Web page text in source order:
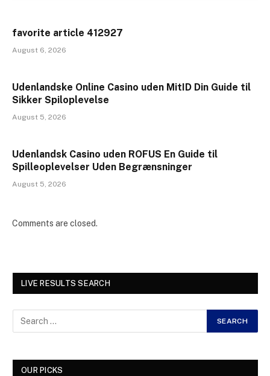
favorite article 412927
August 6, 2026
Udenlandske Online Casino uden MitID Din Guide til
Sikker Spiloplevelse
August 5, 2026
Udenlandsk Casino uden ROFUS En Guide til
Spilleoplevelser Uden Begrænsninger
August 5, 2026
Comments are closed.
LIVE RESULTS SEARCH
OUR PICKS